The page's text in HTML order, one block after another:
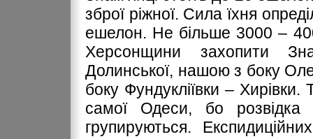
зброї ріжної. Сила їхня
ешелон. Не більше 3000 –
Херсонщини захопити
Долинської, нашою з боку
боку Фундукліївки –
самої Одеси, бо
групируються.